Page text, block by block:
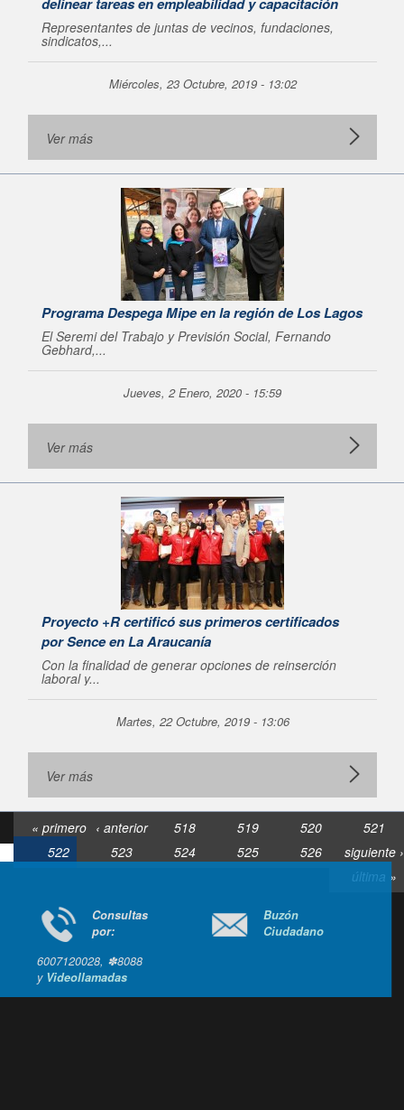
Representantes de juntas de vecinos, fundaciones,
sindicatos,...
Miércoles, 23 Octubre, 2019 - 13:02
Ver más
Programa Despega Mipe en la región de Los Lagos
El Seremi del Trabajo y Previsión Social, Fernando
Gebhard,...
Jueves, 2 Enero, 2020 - 15:59
Ver más
Proyecto +R certificó sus primeros certificados
por Sence en La Araucanía
Con la finalidad de generar opciones de reinserción
laboral y...
Martes, 22 Octubre, 2019 - 13:06
Ver más
« primero ‹ anterior 518 519 520
521
522
523 524 525 526
siguiente ›
última »
Consultas
por:
6007120028, ✽8088
yVideollamadas
Buzón
Ciudadano